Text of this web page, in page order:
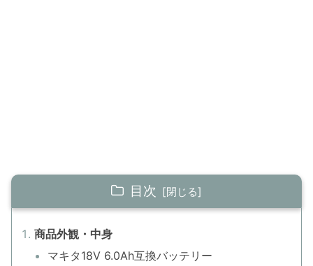
目次
商品外観・中身
マキタ18V 6.0Ah互換バッテリー